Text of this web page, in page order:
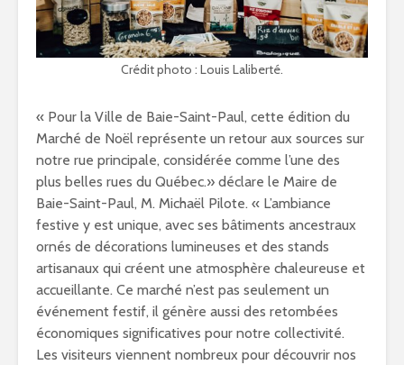
Crédit photo : Louis Laliberté.
« Pour la Ville de Baie-Saint-Paul, cette édition du
Marché de Noël représente un retour aux sources sur
notre rue principale, considérée comme l’une des
plus belles rues du Québec.» déclare le Maire de
Baie-Saint-Paul, M. Michaël Pilote. « L’ambiance
festive y est unique, avec ses bâtiments ancestraux
ornés de décorations lumineuses et des stands
artisanaux qui créent une atmosphère chaleureuse et
accueillante. Ce marché n’est pas seulement un
événement festif, il génère aussi des retombées
économiques significatives pour notre collectivité.
Les visiteurs viennent nombreux pour découvrir nos